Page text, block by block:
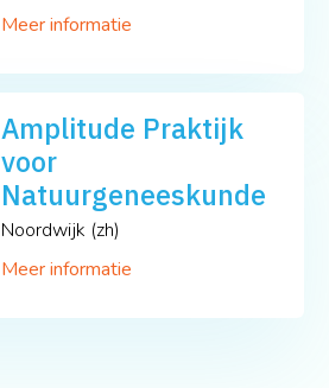
Meer informatie
Amplitude Praktijk
voor
Natuurgeneeskunde
Noordwijk (zh)
Meer informatie